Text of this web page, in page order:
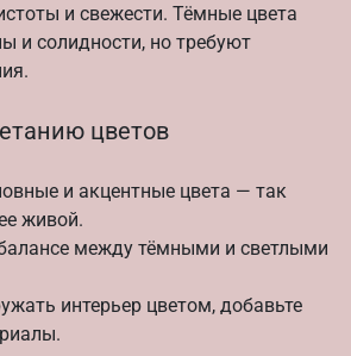
и свежести. Тёмные цвета
и солидности, но требуют
цветов
и акцентные цвета — так
живой.
между тёмными и светлыми
интерьер цветом, добавьте